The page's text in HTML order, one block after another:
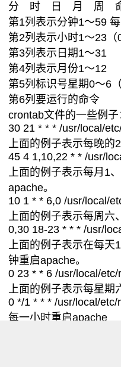
分 时 日 月 周
第1列表示分钟1～59
第2列表示小时1～23（
第3列表示日期1～31
第4列表示月份1～12
第5列标识号星期0～6
第6列要运行的命令
crontab文件的一些例子
30 21 * * * /usr/local/
上面的例子表示每晚的
45 4 1,10,22 * * /usr/
上面的例子表示每月1
apache。
10 1 * * 6,0 /usr/local/
上面的例子表示每周六
0,30 18-23 * * * /usr/
上面的例子表示在每天
钟重启apache。
0 23 * * 6 /usr/local/
上面的例子表示每星期
0 */1 * * * /usr/local/
每一小时重启apache